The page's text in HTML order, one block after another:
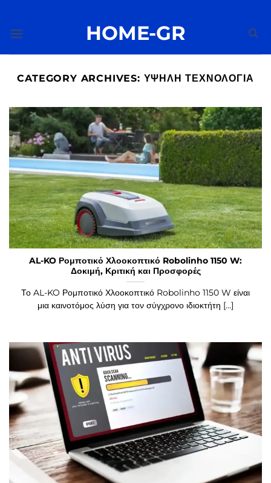
περιεχόμενο
HOME-GR
CATEGORY ARCHIVES: ΥΨΗΛΉ ΤΕΧΝΟΛΟΓΊΑ
AL-KO Ρομποτικό Χλοοκοπτικό Robolinho 1150 W:
Δοκιμή, Κριτική και Προσφορές
Το AL-KO Ρομποτικό Χλοοκοπτικό Robolinho 1150 W είναι
μια καινοτόμος λύση για τον σύγχρονο ιδιοκτήτη [...]